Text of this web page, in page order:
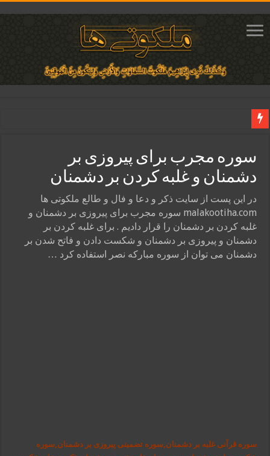
ختم آیات ۲ و ۳ سوره طلاق برای افزایش رزق و روزی | روش ختم، متن آیات و فضیلت
آیات قرآنی برای استجابت دعا و آسان شدن کارها و برآورده شدن حاجت
قویترین ذکر استجابت دعا و حاجت روایی | ذکر اسماء الحسنی برآورده شدن حاجت
دعای افزایش رزق و روزی و ثروتمند شدن | متن دعا و اذکار مجرب
سوره مجرب برای پیروزی بر
دشمنان و غلبه کردن بر دشمنان
در این پست از سایت ذکر و دعا و فال و طالع ملکوتی ها
malakootiha.com سوره مجرب برای پیروزی بر دشمنان و
غلبه کردن بر دشمنان را قرار دادیم . برای غلبه کردن بر
دشمنان و پیروزی بر دشمنان و شکست دادن و فاتح شدن بر
دشمنان می توان از سوره مبارکه نصر استفاده کرد …
سوره قرآنی غلبه بر دشمنان,سوره تضمینی پیروزی بر دشمنان,سوره